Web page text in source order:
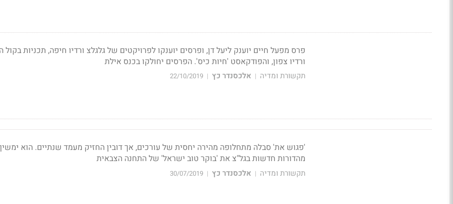
פרס מפעל חיים יוענק ליעל דן, ופרסים יוענקו לפרויקטים של גלגלצ ורדיו חיפה, תכניות בקול
ורדיו צפון, והפודקאסט 'חיות כיס'. הפרסים יחולקו בכנס אילת
תקשורת ומדיה | אלכסנדר כץ |
22/10/2019
'פגוש את' סבלה מתחלופה מהירה יחסית של עורכים, אך דובין החזיק מעמד שנתיים. הוא
מהדורות חדשות בגל"צ את 'בוקר טוב ישראל' של התחנה הצבאית
תקשורת ומדיה | אלכסנדר כץ |
30/07/2019